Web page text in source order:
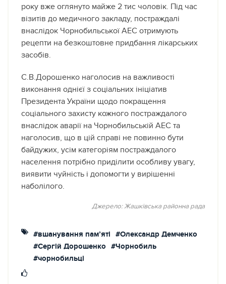
року вже оглянуто майже 2 тис чоловік. Під час
візитів до медичного закладу, постраждалі
внаслідок Чорнобильської АЕС отримують
рецепти на безкоштовне придбання лікарських
засобів.
С.В.Дорошенко наголосив на важливості
виконання однієї з соціальних ініціатив
Президента України щодо покращення
соціального захисту кожного постраждалого
внаслідок аварії на Чорнобильській АЕС та
наголосив, що в цій справі не повинно бути
байдужих, усім категоріям постраждалого
населення потрібно приділити особливу увагу,
виявити чуйність і допомогти у вирішенні
наболілого.
Джерело: Жашківська районна рада
#вшанування пам’яті
#Олександр Демченко
#Сергій Дорошенко
#Чорнобиль
#чорнобильці